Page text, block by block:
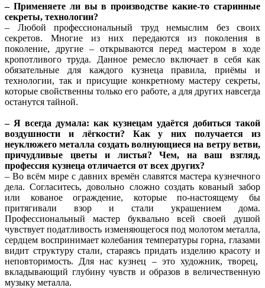
– Применяете ли вы в производстве какие-то старинные
секреты, технологии?
– Любой профессиональный труд немыслим без своих
секретов. Многие из них передаются из поколения в
поколение, другие – открываются перед мастером в ходе
кропотливого труда. Данное ремесло включает в себя как
обязательные для каждого кузнеца правила, приёмы и
технологии, так и присущие конкретному мастеру секреты,
которые свойственны только его работе, а для других навсегда
останутся тайной.
– Я всегда думала: как кузнецам удаётся добиться такой
воздушности и лёгкости? Как у них получается из
неуклюжего металла создать волнующиеся на ветру ветви,
причудливые цветы и листья? Чем, на ваш взгляд,
профессия кузнеца отличается от всех других?
– Во всём мире с давних времён славятся мастера кузнечного
дела. Согласитесь, довольно сложно создать кованый забор
или кованое ограждение, которые по-настоящему бы
притягивали взор и стали украшением дома.
Профессиональный мастер буквально всей своей душой
чувствует податливость изменяющегося под молотом металла,
сердцем воспринимает колебания температуры горна, глазами
видит структуру стали, стараясь придать изделию красоту и
неповторимость. Для нас кузнец – это художник, творец,
вкладывающий глубину чувств и образов в величественную
музыку металла.